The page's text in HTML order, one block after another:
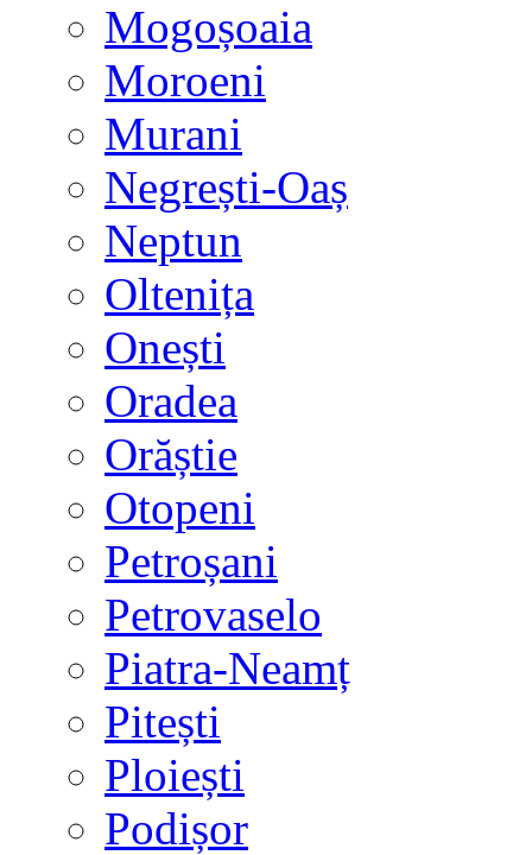
Mogoșoaia
Moroeni
Murani
Negrești-Oaș
Neptun
Oltenița
Onești
Oradea
Orăștie
Otopeni
Petroșani
Petrovaselo
Piatra-Neamț
Pitești
Ploiești
Podișor